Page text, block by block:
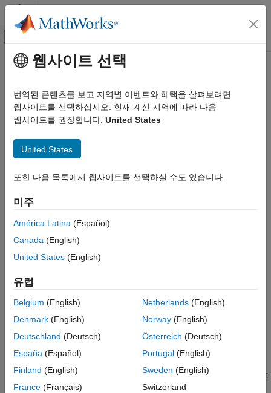
콘텐츠로 바로 가기
오프캔버스 탐색 메뉴 토글
문서 홈
모델링
모델링 지침
묵시적 형변환 사용
지침 발행물
하위 ID 권장 사항
MATLAB 버전
규칙
검증
버전 내역
주요 콘텐츠
jc_0802: Stateflow에서 허용되지
않는 묵시적 형변환 사용
지침 발행물
Control Algorithm Modeling Guidelines - Using MATLAB
Simulink®, and Stateflow
하위 ID 권장 사항
JMAAB — a
MATLAB버전
모든 버전
규칙
하위 ID a
대입, 비교, 산술 등을 포함한 모든 연산은 동일한 데이터형을 갖는
변수 간에 수행되어야 합니다.
웹사이트 선택
번역된 콘텐츠를 보고 지역별 이벤트와 혜택을 살펴보려면
웹사이트를 선택하십시오. 현재 계신 지역에 따라 다음
웹사이트를 권장합니다: United States
United States
또한 다음 목록에서 웹사이트를 선택하실 수도 있습니다.
미주
América Latina (Español)
Canada (English)
United States (English)
유럽
Belgium (English)
Denmark (English)
Deutschland (Deutsch)
España (Español)
Finland (English)
France (Français)
Netherlands(English)
Norway(English)
Österreich (Deutsch)
Portugal(English)
Sweden (English)
Switzerland